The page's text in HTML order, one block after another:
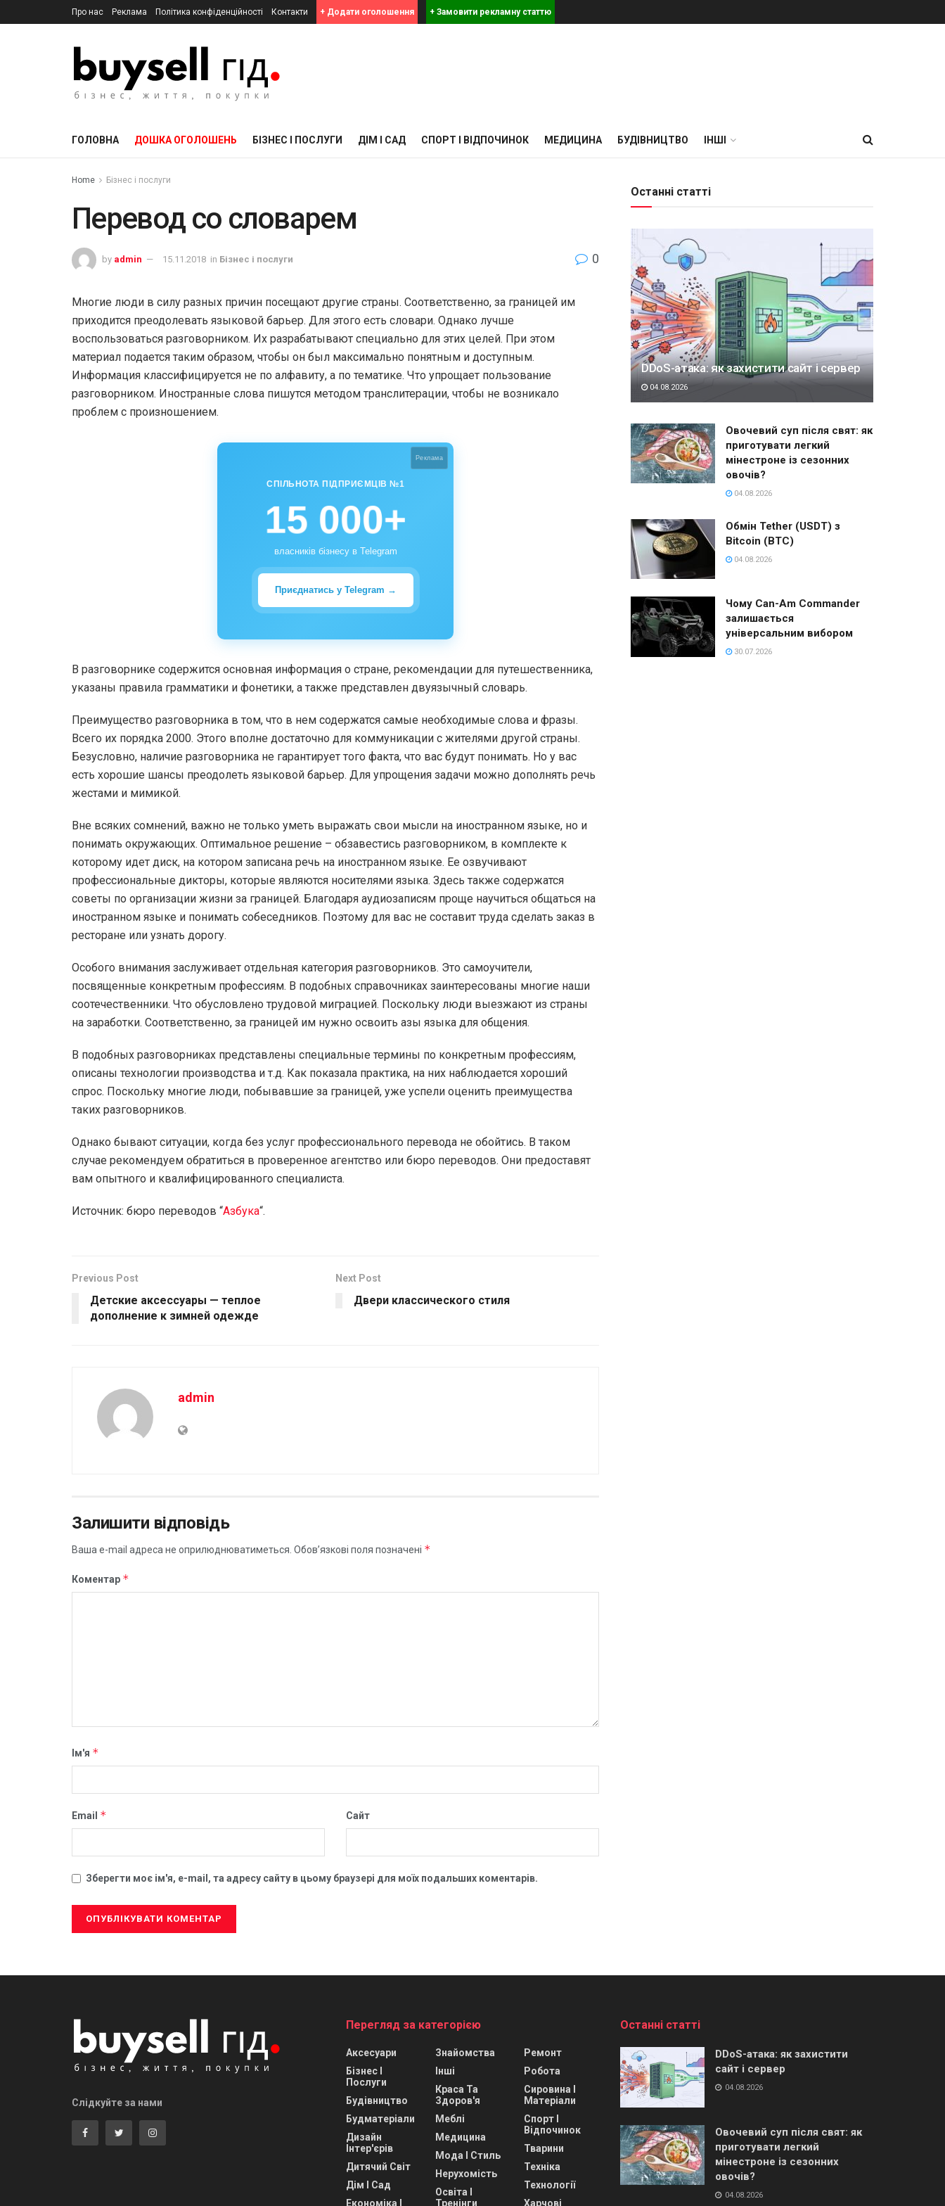
Про нас Реклама Політика конфіденційності Контакти + Додати оголошення + Замовити рекламну статтю
ГОЛОВНА ДОШКА ОГОЛОШЕНЬ БІЗНЕС І ПОСЛУГИ ДІМ І САД СПОРТ І ВІДПОЧИНОК МЕДИЦИНА БУДІВНИЦТВО ІНШІ
Home Бізнес і послуги
Перевод со словарем
by admin 15.11.2018 in Бізнес і послуги 0
Многие люди в силу разных причин посещают другие страны. Соответственно, за границей им
приходится преодолевать языковой барьер. Для этого есть словари. Однако лучше
воспользоваться разговорником. Их разрабатывают специально для этих целей. При этом
материал подается таким образом, чтобы он был максимально понятным и доступным.
Информация классифицируется не по алфавиту, а по тематике. Что упрощает пользование
разговорником. Иностранные слова пишутся методом транслитерации, чтобы не возникало
проблем с произношением.
Реклама
СПІЛЬНОТА ПІДПРИЄМЦІВ №1
15 000+
власників бізнесу в Telegram
Приєднатись у Telegram →
В разговорнике содержится основная информация о стране, рекомендации для путешественника,
указаны правила грамматики и фонетики, а также представлен двуязычный словарь.
Преимущество разговорника в том, что в нем содержатся самые необходимые слова и фразы.
Всего их порядка 2000. Этого вполне достаточно для коммуникации с жителями другой страны.
Безусловно, наличие разговорника не гарантирует того факта, что вас будут понимать. Но у вас
есть хорошие шансы преодолеть языковой барьер. Для упрощения задачи можно дополнять речь
жестами и мимикой.
Вне всяких сомнений, важно не только уметь выражать свои мысли на иностранном языке, но и
понимать окружающих. Оптимальное решение – обзавестись разговорником, в комплекте к
которому идет диск, на котором записана речь на иностранном языке. Ее озвучивают
профессиональные дикторы, которые являются носителями языка. Здесь также содержатся
советы по организации жизни за границей. Благодаря аудиозаписям проще научиться общаться на
иностранном языке и понимать собеседников. Поэтому для вас не составит труда сделать заказ в
ресторане или узнать дорогу.
Особого внимания заслуживает отдельная категория разговорников. Это самоучители,
посвященные конкретным профессиям. В подобных справочниках заинтересованы многие наши
соотечественники. Что обусловлено трудовой миграцией. Поскольку люди выезжают из страны
на заработки. Соответственно, за границей им нужно освоить азы языка для общения.
В подобных разговорниках представлены специальные термины по конкретным профессиям,
описаны технологии производства и т.д. Как показала практика, на них наблюдается хороший
спрос. Поскольку многие люди, побывавшие за границей, уже успели оценить преимущества
таких разговорников.
Однако бывают ситуации, когда без услуг профессионального перевода не обойтись. В таком
случае рекомендуем обратиться в проверенное агентство или бюро переводов. Они предоставят
вам опытного и квалифицированного специалиста.
Источник: бюро переводов “Азбука“.
Previous Post
Детские аксессуары — теплое
дополнение к зимней одежде
Next Post
Двери классического стиля
admin
Залишити відповідь
Ваша e-mail адреса не оприлюднюватиметься. Обов’язкові поля позначені *
Коментар *
Ім'я *
Email * Сайт
Зберегти моє ім'я, e-mail, та адресу сайту в цьому браузері для моїх подальших коментарів.
Останні статті
DDoS-атака: як захистити сайт і сервер
04.08.2026
Овочевий суп після свят: як
приготувати легкий
мінестроне із сезонних
овочів?
04.08.2026
Обмін Tether (USDT) з
Bitcoin (BTC)
04.08.2026
Чому Can-Am Commander
залишається
універсальним вибором
30.07.2026
Слідкуйте за нами
Перегляд за категорією
Аксесуари
Бізнес І
Послуги
Будівництво
Будматеріали
Дизайн
Інтер'єрів
Дитячий Світ
Дім І Сад
Економіка І
Знайомства
Інші
Краса Та
Здоров'я
Меблі
Медицина
Мода І Стиль
Нерухомість
Освіта І
Тренінги
Ремонт
Робота
Сировина І
Матеріали
Спорт І
Відпочинок
Тварини
Техніка
Технології
Харчові
Останні статті
DDoS-атака: як захистити
сайт і сервер
04.08.2026
Овочевий суп після свят: як
приготувати легкий
мінестроне із сезонних
овочів?
04.08.2026